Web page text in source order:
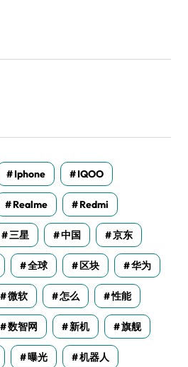
Iphone IQOO
Realme Redmi
三星 中国 京东
全球 区块 华为
微软 怎么 性能
数智网 新机 旗舰
曝光 机器人